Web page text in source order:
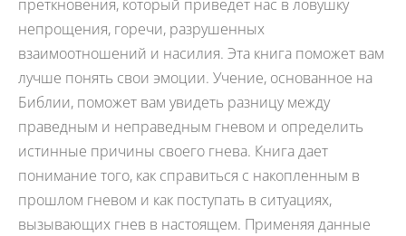
преткновения, который приведет нас в ловушку
непрощения, горечи, разрушенных
взаимоотношений и насилия. Эта книга поможет вам
лучше понять свои эмоции. Учение, основанное на
Библии, поможет вам увидеть разницу между
праведным и неправедным гневом и определить
истинные причины своего гнева. Книга дает
понимание того, как справиться с накопленным в
прошлом гневом и как поступать в ситуациях,
вызывающих гнев в настоящем. Применяя данные